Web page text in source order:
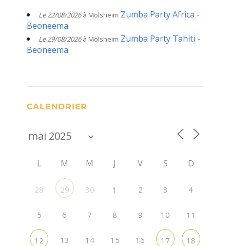
Le 22/08/2026à Molsheim Zumba Party Africa -
Beoneema
Le 29/08/2026à Molsheim Zumba Party Tahiti -
Beoneema
CALENDRIER
L M M J V S D
28 29 30 1 2 3 4
5 6 7 8 9 10 11
12 13 14 15 16 17 18